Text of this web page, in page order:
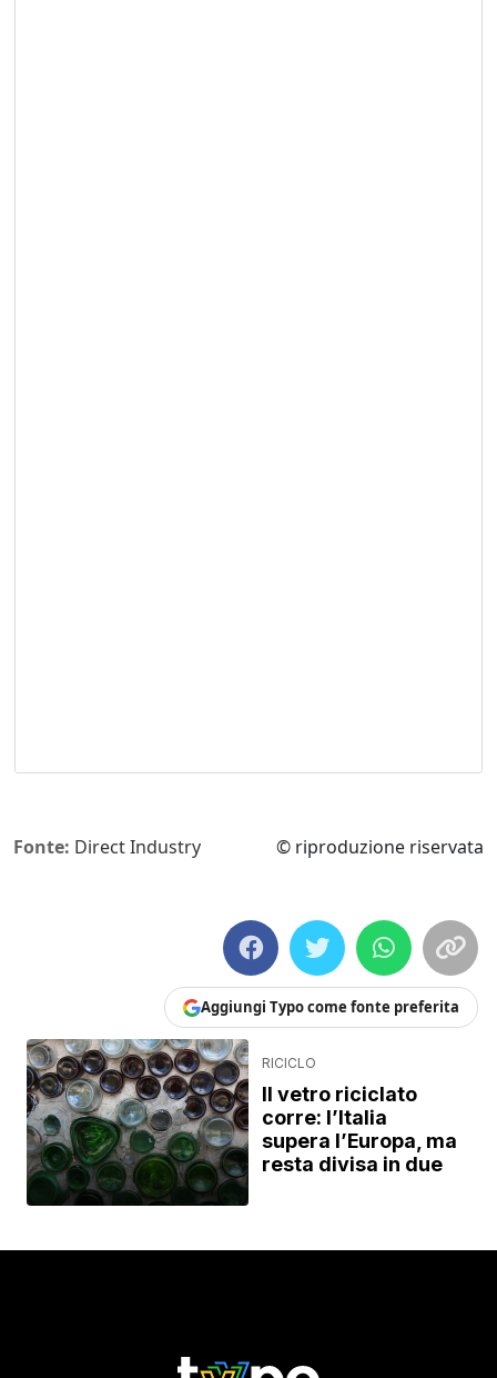
Fonte: Direct Industry © riproduzione riservata
Aggiungi Typo come fonte preferita
RICICLO
Il vetro riciclato
corre: l’Italia
supera l’Europa, ma
resta divisa in due